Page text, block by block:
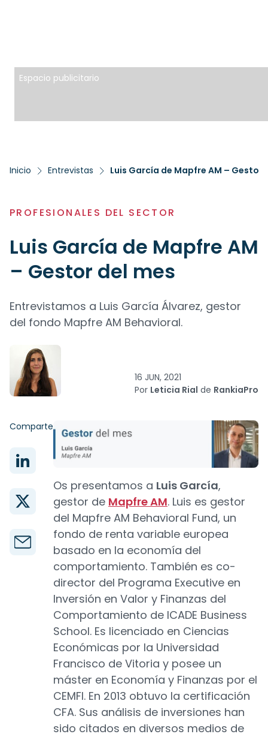
Espacio publicitario
Inicio Entrevistas Luis García de Mapfre AM – Gestor
PROFESIONALES DEL SECTOR
Luis García de Mapfre AM
– Gestor del mes
Entrevistamos a Luis García Álvarez, gestor
del fondo Mapfre AM Behavioral.
16 JUN, 2021
Por Leticia Rial de RankiaPro
Comparte
Os presentamos a Luis García,
gestor de Mapfre AM. Luis es gestor
del Mapfre AM Behavioral Fund, un
fondo de renta variable europea
basado en la economía del
comportamiento. También es co-
director del Programa Executive en
Inversión en Valor y Finanzas del
Comportamiento de ICADE Business
School. Es licenciado en Ciencias
Económicas por la Universidad
Francisco de Vitoria y posee un
máster en Economía y Finanzas por el
CEMFI. En 2013 obtuvo la certificación
CFA. Sus análisis de inversiones han
sido citados en diversos medios de